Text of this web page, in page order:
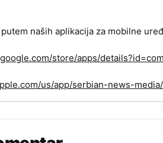
naših aplikacija za mobilne
store/apps/
us/app/serbian-news-